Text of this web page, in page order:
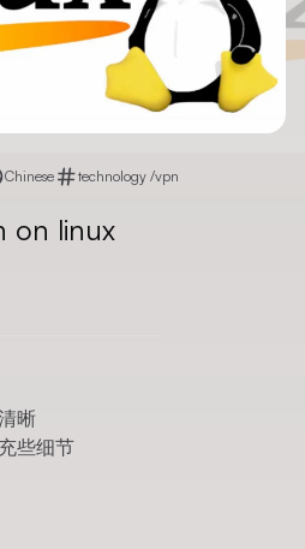
Search
Chinese technology /vpn
on linux
晰
些细节